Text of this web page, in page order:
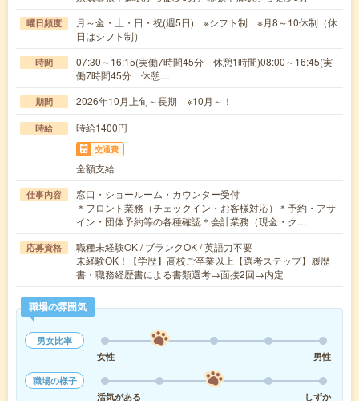
曜日頻度
月～金・土・日・祝(週5日) ※シフト制 ※月8～10休制（休
日はシフト制）
時間
07:30～16:15(実働7時間45分 休憩1時間)08:00～16:45(実
働7時間45分 休憩…
期間 2026年10月上旬～長期 ※10月～！
時給 時給1400円
交通費
全額支給
仕事内容
窓口・ショールーム・カウンター受付
＊フロント業務（チェックイン・お客様対応）＊予約・アサ
イン・団体予約等の各種確認＊会計業務（現金・ク…
応募資格
職種未経験OK / ブランクOK / 英語力不要
未経験OK！【学歴】高校ご卒業以上【選考ステップ】履歴
書・職務経歴書による書類選考→面接2回→内定
職場の雰囲気
男女比率
女性
男性
職場の様子
活気がある
しずか